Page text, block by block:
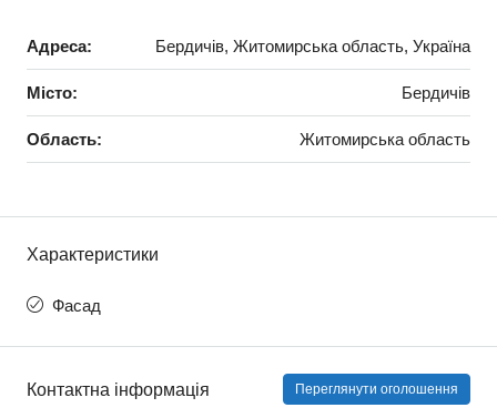
Адреса: Бердичів, Житомирська область, Україна
Місто: Бердичів
Область: Житомирська область
Характеристики
Фасад
Контактна інформація Переглянути оголошення